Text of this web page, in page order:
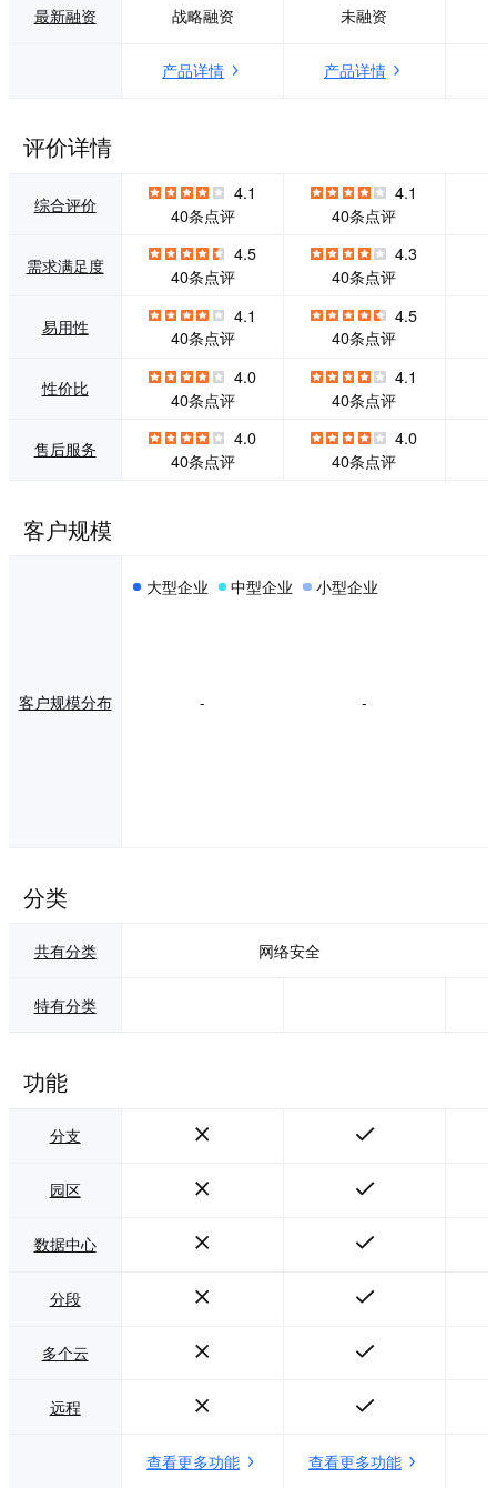
全和可靠的互联网
连接之前阻止恶意
融合了孤立的服
务，包括安全Web
网关、云交付防火
墙、云访问安全代
理和DNS安全性，
以实现管理简单、
更严格的安全性和
更好的控制。
能：应用控制、We
侵防御、病毒爆发
最新融资 战略融资 未融资
产品详情 产品详情
评价详情
综合评价
4.1
40条点评
4.1
40条点评
需求满足度
4.5
40条点评
4.3
40条点评
易用性
4.1
40条点评
4.5
40条点评
性价比
4.0
40条点评
4.1
40条点评
售后服务
4.0
40条点评
4.0
40条点评
客户规模
客户规模分布
大型企业 中型企业 小型企业
- -
分类
共有分类 网络安全
特有分类
功能
分支
园区
数据中心
分段
多个云
远程
查看更多功能 查看更多功能